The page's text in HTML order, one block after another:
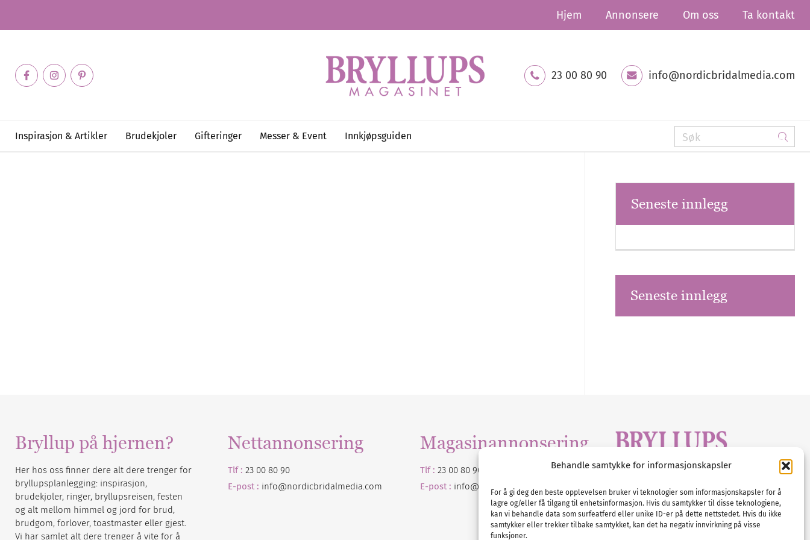
Behandle samtykke for informasjonskapsler
For å gi deg den beste opplevelsen bruker vi teknologier som informasjonskapsler for å
lagre og/eller få tilgang til enhetsinformasjon. Hvis du samtykker til disse teknologiene,
kan vi behandle data som surfeatferd eller unike ID-er på dette nettstedet. Hvis du ikke
samtykker eller trekker tilbake samtykket, kan det ha negativ innvirkning på visse
funksjoner.
Hjem Annonsere Om oss Ta kontakt
23 00 80 90 info@nordicbridalmedia.com
Inspirasjon & Artikler Brudekjoler Gifteringer Messer & Event Innkjøpsguiden
Seneste innlegg
Seneste innlegg
Bryllup på hjernen?
Her hos oss finner dere alt dere trenger for
bryllupsplanlegging: inspirasjon,
brudekjoler, ringer, bryllupsreisen, festen
og alt mellom himmel og jord for brud,
brudgom, forlover, toastmaster eller gjest.
Vi har samlet alt dere trenger å vite for å
Nettannonsering
Tlf : 23 00 80 90
E-post : info@nordicbridalmedia.com
Magasinannonsering
Tlf : 23 00 80 90
E-post : info@ nordicbridalmedia
E-post :info@nordicbridalmedia.com
Bryllupsmagasinet Norge
© All rights reserved.
VAT: NO911740648